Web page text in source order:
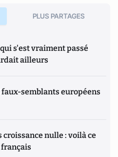
PLUS PARTAGES
s'est vraiment passé
ailleurs
semblants européens
croissance nulle : voilà ce
français